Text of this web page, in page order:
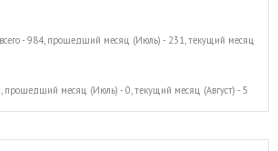
всего - 984, прошедший месяц (Июль) - 231, текущий месяц
прошедший месяц (Июль) - 0, текущий месяц (Август) - 5